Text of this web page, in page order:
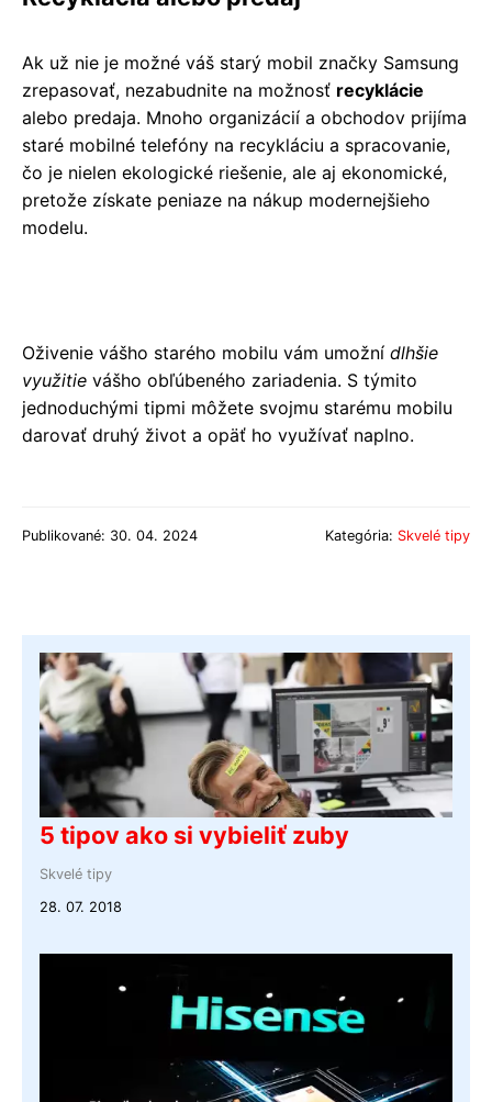
Ak už nie je možné váš starý mobil značky Samsung
zrepasovať, nezabudnite na možnosť recyklácie
alebo predaja. Mnoho organizácií a obchodov prijíma
staré mobilné telefóny na recykláciu a spracovanie,
čo je nielen ekologické riešenie, ale aj ekonomické,
pretože získate peniaze na nákup modernejšieho
modelu.
Oživenie vášho starého mobilu vám umožní dlhšie
využitie vášho obľúbeného zariadenia. S týmito
jednoduchými tipmi môžete svojmu starému mobilu
darovať druhý život a opäť ho využívať naplno.
Publikované: 30. 04. 2024 Kategória: Skvelé tipy
5 tipov ako si vybieliť zuby
Skvelé tipy
28. 07. 2018